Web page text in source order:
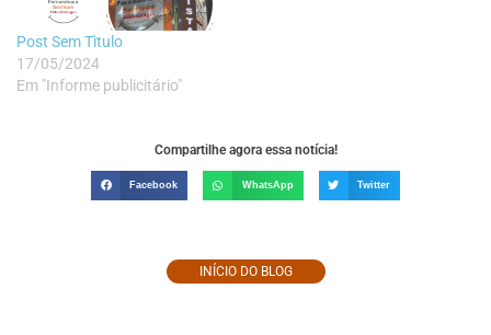
Post Sem Tìtulo
17/05/2024
Em "Informe publicitário"
Compartilhe agora essa notícia!
Facebook WhatsApp Twitter
INÍCIO DO BLOG